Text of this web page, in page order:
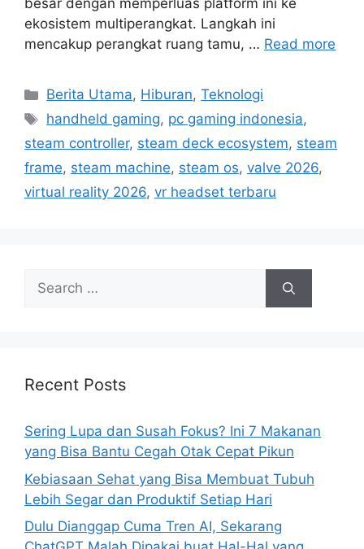
besar dengan memperluas platform ini ke
ekosistem multiperangkat. Langkah ini
mencakup perangkat ruang tamu, … Read more
C
a
e
g
o
Berita Utama, Hiburan,Teknologi
T
a
s
handheld gaming, pc gaming indonesia,
steam controller, steam deck ecosystem, steam
frame, steam machine, steam os, valve 2026,
virtual reality 2026, vr headset terbaru
h
r
:
Recent Posts
Sering Lupa dan Susah Fokus? Ini 7 Makanan
yang Bisa Bantu Cegah Otak Cepat Pikun
Kebiasaan Sehat yang Bisa Membuat Tubuh
Lebih Segar dan Produktif Setiap Hari
Dulu Dianggap Cuma Tren AI, Sekarang